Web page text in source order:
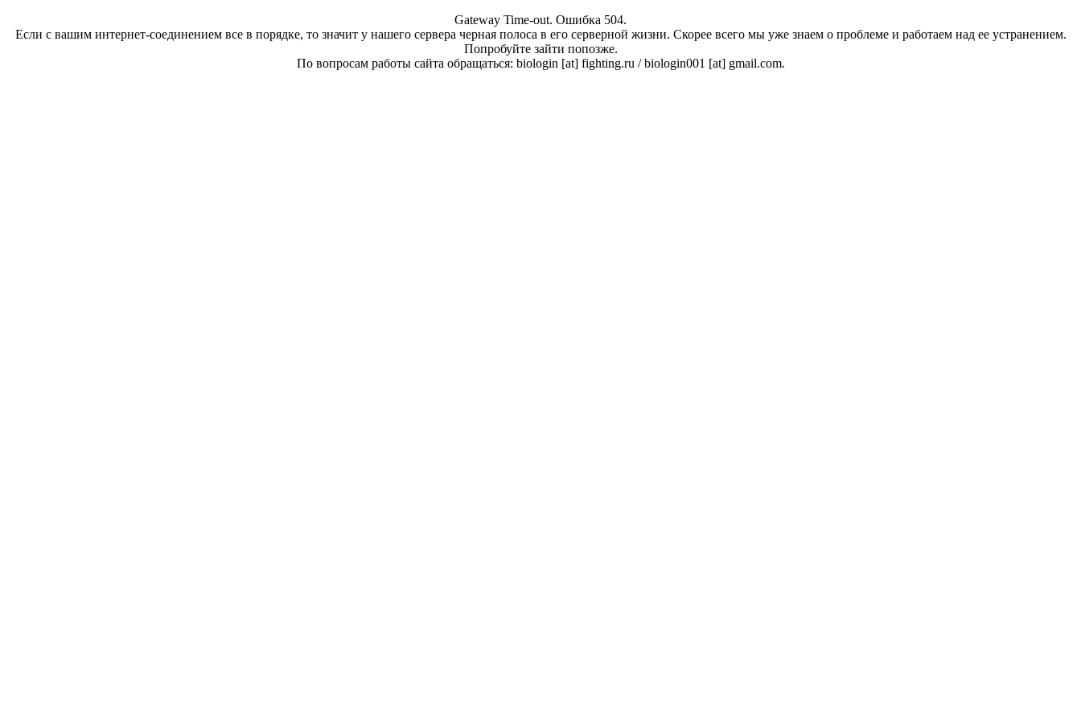
Gateway Time-out. Ошибка 504.
Если с вашим интернет-соединением все в порядке, то значит у нашего сервера черная полоса в его серверной жизни. Скорее всего мы уже знаем о проблеме и работаем над ее устранением.
Попробуйте зайти попозже.
По вопросам работы сайта обращаться: biologin [at] fighting.ru / biologin001 [at] gmail.com.